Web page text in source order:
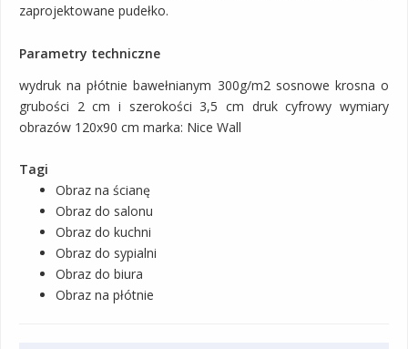
zaprojektowane pudełko.
Parametry techniczne
wydruk na płótnie bawełnianym 300g/m2 sosnowe krosna o
grubości 2 cm i szerokości 3,5 cm druk cyfrowy wymiary
obrazów 120x90 cm marka: Nice Wall
Tagi
Obraz na ścianę
Obraz do salonu
Obraz do kuchni
Obraz do sypialni
Obraz do biura
Obraz na płótnie